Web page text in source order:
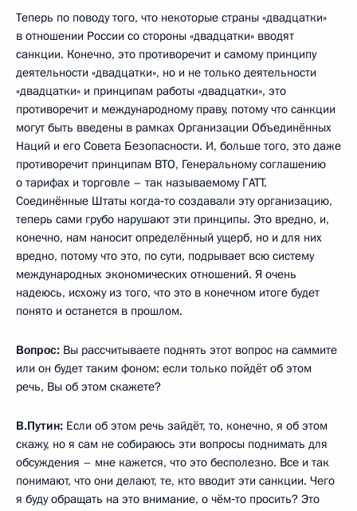
Теперь по поводу того, что некоторые страны «двадцатки»
в отношении России со стороны «двадцатки» вводят
санкции. Конечно, это противоречит и самому принципу
деятельности «двадцатки», но и не только деятельности
«двадцатки» и принципам работы «двадцатки», это
противоречит и международному праву, потому что санкции
могут быть введены в рамках Организации Объединённых
Наций и его Совета Безопасности. И, больше того, это даже
противоречит принципам ВТО, Генеральному соглашению
о тарифах и торговле – так называемому ГАТТ.
Соединённые Штаты когда‑то создавали эту организацию,
теперь сами грубо нарушают эти принципы. Это вредно, и,
конечно, нам наносит определённый ущерб, но и для них
вредно, потому что это, по сути, подрывает всю систему
международных экономических отношений. Я очень
надеюсь, исхожу из того, что это в конечном итоге будет
понято и останется в прошлом.
Вопрос: Вы рассчитываете поднять этот вопрос на саммите
или он будет таким фоном: если только пойдёт об этом
речь, Вы об этом скажете?
В.Путин: Если об этом речь зайдёт, то, конечно, я об этом
скажу, но я сам не собираюсь эти вопросы поднимать для
обсуждения – мне кажется, что это бесполезно. Все и так
понимают, что они делают, те, кто вводит эти санкции. Чего
я буду обращать на это внимание, о чём‑то просить? Это